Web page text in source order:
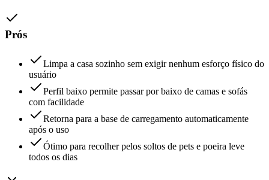
Prós
Limpa a casa sozinho sem exigir nenhum esforço físico do
usuário
Perfil baixo permite passar por baixo de camas e sofás
com facilidade
Retorna para a base de carregamento automaticamente
após o uso
Ótimo para recolher pelos soltos de pets e poeira leve
todos os dias